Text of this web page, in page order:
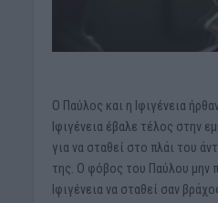
Ο Παύλος και η Ιφιγένεια
Ιφιγένεια έβαλε τέλος στην
για να σταθεί στο πλάι του
της. Ο φόβος του Παύλου μην
Ιφιγένεια να σταθεί σαν